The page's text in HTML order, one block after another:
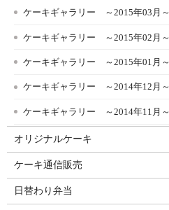
ケーキギャラリー ～2015年03月～
ケーキギャラリー ～2015年02月～
ケーキギャラリー ～2015年01月～
ケーキギャラリー ～2014年12月～
ケーキギャラリー ～2014年11月～
オリジナルケーキ
ケーキ通信販売
日替わり弁当